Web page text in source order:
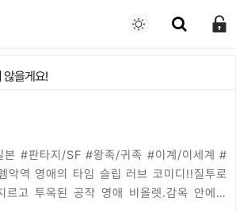
않을게요!
본 #판타지/SF #왕족/귀족 #이계/이세계 #
악역 영애의 타임 슬립 러브 코미디!!질투로
르고 투옥된 공작 영애 비올렛.감옥 안에서